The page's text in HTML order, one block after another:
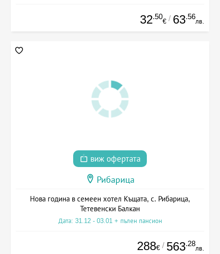
32.50
€ / 63.56
лв.
виж офертата
Рибарица
Нова година в семеен хотел Къщата, с. Рибарица,
Тетевенски Балкан
Дата: 31.12 - 03.01 + пълен пансион
288€ / 563.28
лв.